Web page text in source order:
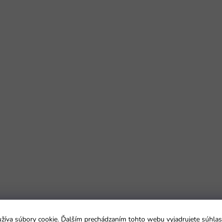
súbory cookie. Ďalším prechádzaním tohto webu vyjadrujete